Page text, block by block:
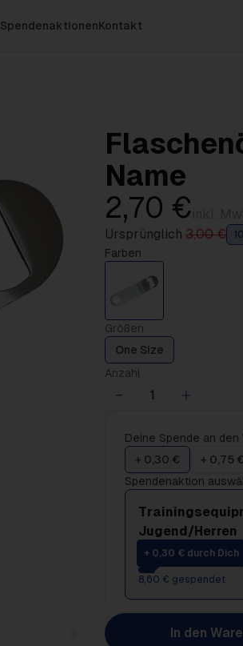
SpendenaktionenKontakt
Name
2,70 €
Ursprünglich 3,00 €
Farben
Größen
One Size
Anzahl
Deine Spende an den
+ 0,30 €
+ 0,75 €
Spendenaktion
Jugend/Herren
+ 0,30 € durch Dich
8,60 € gespendet
In den